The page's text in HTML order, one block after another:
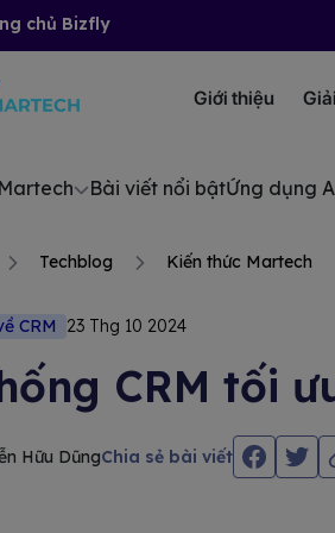
chủ Bizfly
Giới thiệu
Bài viết nổi bậtỨng dụng
Techblog Kiến thức Martech
CRM 23 Thg 10 2024
CRM tối
Hữu DũngChia sẻ bài viết